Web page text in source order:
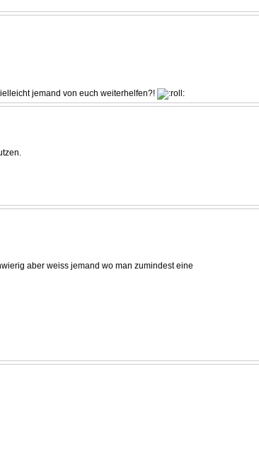
jemand von euch weiterhelfen?!
aber weiss jemand wo man zumindest eine